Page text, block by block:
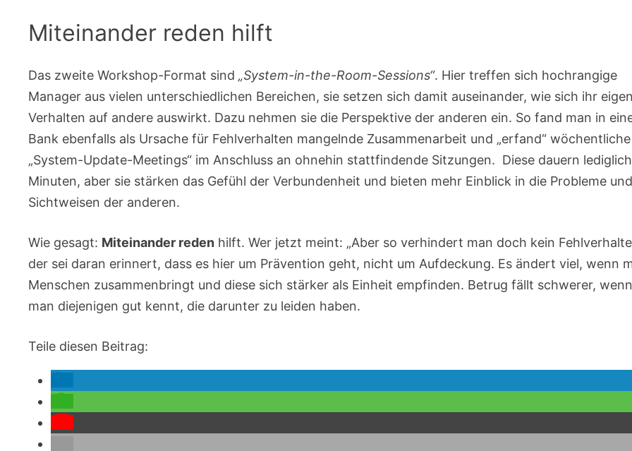
Miteinander reden hilft
Das zweite Workshop-Format sind„System-in-the-Room-Sessions“. Hier treffen sich hochrangige
Manager aus vielen unterschiedlichen Bereichen, sie setzen sich damit auseinander, wie sich ihr
Verhalten auf andere auswirkt. Dazu nehmen sie die Perspektive der anderen ein. So fand man in
Bank ebenfalls als Ursache für Fehlverhalten mangelnde Zusammenarbeit und „erfand“ wöchentliche
„System-Update-Meetings“ im Anschluss an ohnehin stattfindende Sitzungen. Diese dauern
Minuten, aber sie stärken das Gefühl der Verbundenheit und bieten mehr Einblick in die Probleme und
Sichtweisen der anderen.
Wie gesagt: Miteinander reden hilft. Wer jetzt meint: „Aber so verhindert man doch kein
der sei daran erinnert, dass es hier um Prävention geht, nicht um Aufdeckung. Es ändert viel, wenn
Menschen zusammenbringt und diese sich stärker als Einheit empfinden. Betrug fällt schwerer, wenn
man diejenigen gut kennt, die darunter zu leiden haben.
Teile diesen Beitrag: